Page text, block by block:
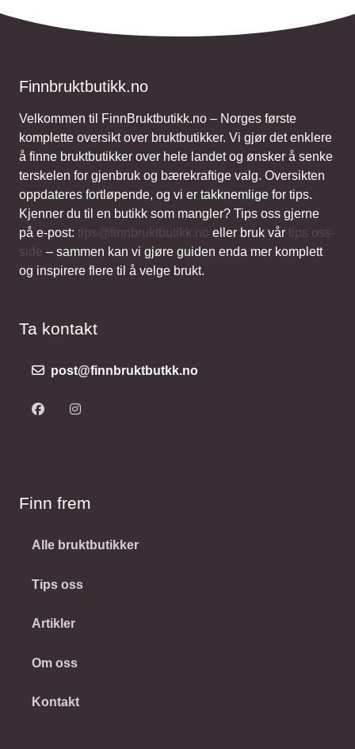
Finnbruktbutikk.no
Velkommen til FinnBruktbutikk.no – Norges første
komplette oversikt over bruktbutikker. Vi gjør det enklere
å finne bruktbutikker over hele landet og ønsker å senke
terskelen for gjenbruk og bærekraftige valg. Oversikten
oppdateres fortløpende, og vi er takknemlige for tips.
Kjenner du til en butikk som mangler? Tips oss gjerne
på e-post: tips@finnbruktbutikk.no eller bruk vår tips oss-
side – sammen kan vi gjøre guiden enda mer komplett
og inspirere flere til å velge brukt.
Ta kontakt
post@finnbruktbutkk.no
Finn frem
Alle bruktbutikker
Tips oss
Artikler
Om oss
Kontakt